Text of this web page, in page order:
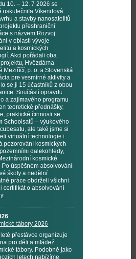
10. – 12. 7 2026 se
uskutečnila Víkendová
a stavby nanosatelitů
přeshraniční
s názvem Rozvoj
v oblasti vývoje
a kosmických
Akci pořádali oba
Hvězdárna
Meziříčí, p. o. a Slovenská
pre vesmírné aktivity a
se ji 15 účastníků z obou
Součástí opravdu
a zajímavého programu
teoretické přednášky,
praktické činnosti se
Schoolsatů – výukového
ale také jsme si
virtuální technologie i
pozorování kosmických
dalekohledy,
kosmické
úspěšném absolvování
školy a nedělní
práce obdrželi všichni
certifikát o absolvování
tábory 2026
přestávce organizuje
pro děti a mládež
tábory. Podobně jako
letech nabízíme